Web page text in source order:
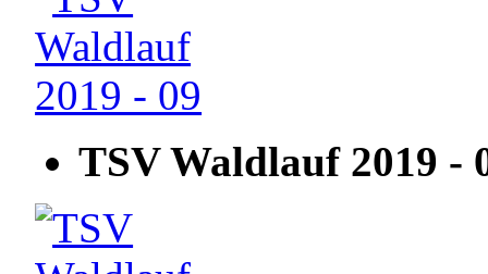
TSV Waldlauf 2019 -